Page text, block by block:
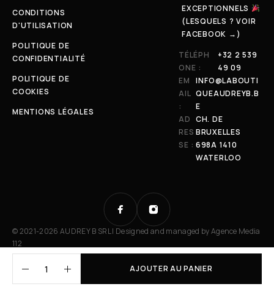
AJOUTER AU PANIER
CONDITIONS
D'UTILISATION
POLITIQUE DE
CONFIDENTIALITÉ
POLITIQUE DE
COOKIES
MENTIONS LÉGALES
EXCEPTIONNELS
(LESQUELS ? VOIR
FACEBOOK →)
TÉLÉPH
ONE :
+32 2 539
49 09
EM
AIL
:
INFO@LABOUTI
QUEAUDREYB.B
E
AD
RES
SE :
CH. DE
BRUXELLES
698A 1410
WATERLOO
© 2021-2026 AUDREY B SRL | Designed and managed byAgence Media
112